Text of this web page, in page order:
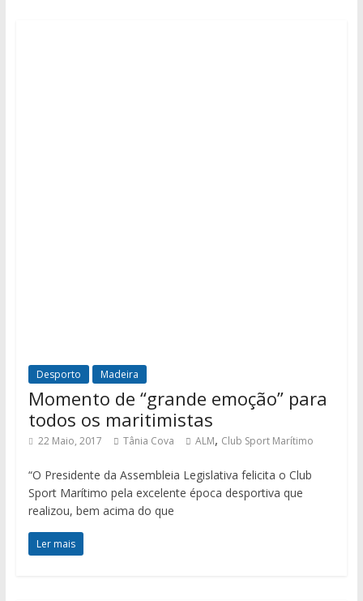
Desporto Madeira
Momento de “grande emoção” para
todos os maritimistas
22 Maio, 2017 Tânia Cova ALM, Club Sport Marítimo
“O Presidente da Assembleia Legislativa felicita o Club
Sport Marítimo pela excelente época desportiva que
realizou, bem acima do que
Ler mais